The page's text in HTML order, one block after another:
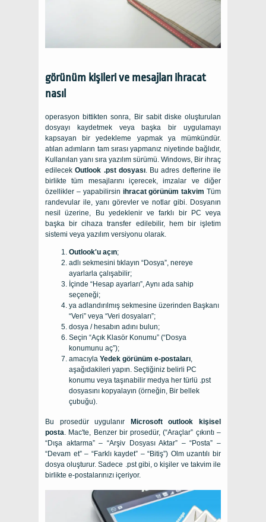
görünüm kişileri ve mesajları ihracat
nasıl
operasyon bittikten sonra, Bir sabit diske oluşturulan
dosyayı kaydetmek veya başka bir uygulamayı
kapsayan bir yedekleme yapmak ya mümkündür.
atılan adımların tam sırası yapmanız niyetinde bağlıdır,
Kullanılan yanı sıra yazılım sürümü. Windows, Bir ihraç
edilecekOutlook .pst dosyası. Bu adres defterine ile
birlikte tüm mesajlarını içerecek, imzalar ve diğer
özellikler – yapabilirsin ihracat görünüm takvim Tüm
randevular ile, yanı görevler ve notlar gibi. Dosyanın
nesil üzerine, Bu yedeklenir ve farklı bir PC veya
başka bir cihaza transfer edilebilir, hem bir işletim
sistemi veya yazılım versiyonu olarak.
Outlook'u açın;
adlı sekmesini tıklayın “Dosya”, nereye
ayarlarla çalışabilir;
İçinde “Hesap ayarları”, Aynı ada sahip
seçeneği;
ya adlandırılmış sekmesine üzerinden Başkanı
“Veri” veya “Veri dosyaları”;
dosya / hesabın adını bulun;
Seçin “Açık Klasör Konumu” (“Dosya
konumunu aç”);
amacıyla Yedek görünüm e-postaları,
aşağıdakileri yapın. Seçtiğiniz belirli PC
konumu veya taşınabilir medya her türlü .pst
dosyasını kopyalayın (örneğin, Bir bellek
çubuğu).
Bu prosedür uygulanır
Microsoft outlook kişisel
posta. Mac'te, Benzer bir prosedür, (“Araçlar” çıkıntı –
“Dışa aktarma” – “Arşiv Dosyası Aktar” – “Posta” –
“Devam et” – “Farklı kaydet” – “Bitiş”) Olm uzantılı bir
dosya oluşturur. Sadece .pst gibi, o kişiler ve takvim ile
birlikte e-postalarınızı içeriyor.